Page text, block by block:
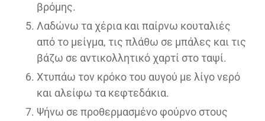
βρόμης.
Λαδώνω τα χέρια και παίρνω κουταλιές
από το μείγμα, τις πλάθω σε μπάλες και τις
βάζω σε αντικολλητικό χαρτί στο ταψί.
Χτυπάω τον κρόκο του αυγού με λίγο νερό
και αλείφω τα κεφτεδάκια.
Ψήνω σε προθερμασμένο φούρνο στους